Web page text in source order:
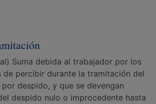
Suma debida al trabajador por los
de percibir durante la tramitación del
despido, y que se devengan
despido nulo o improcedente hasta